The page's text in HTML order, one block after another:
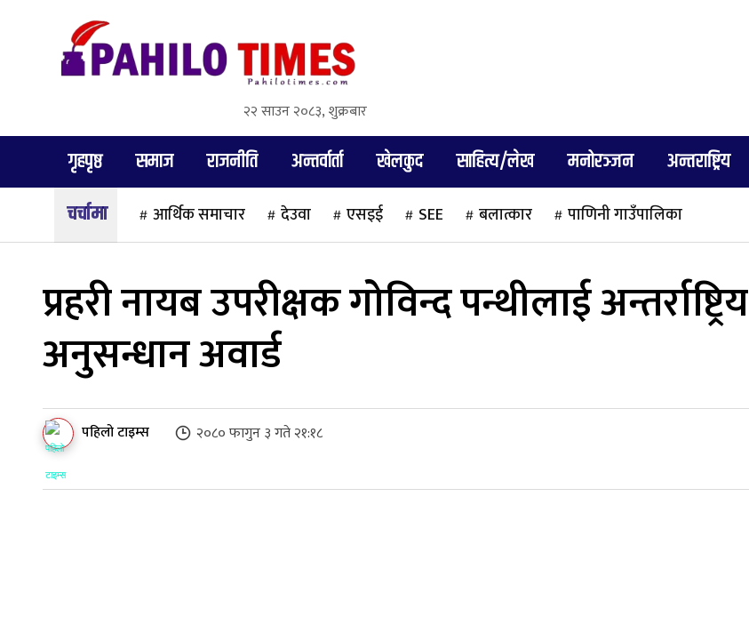
२२ साउन २०८३, शुक्रबार
गृहपृष्ठ समाज राजनीति अन्तर्वार्ता खेलकुद साहित्य/लेख मनोरञ्जन अन्तराष्ट्रिय
आर्थिक समाचार देउवा एसइई SEE बलात्कार पाणिनी गाउँपालिका
प्रहरी नायब उपरीक्षक गोविन्द पन्थीलाई अन्तर्राष्ट्रिय
अनुसन्धान अवार्ड
पहिलो टाइम्स २०८० फागुन ३ गते २१:१८